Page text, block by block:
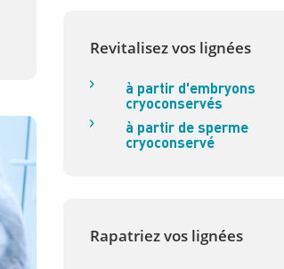
Revitalisez vos lignées
à partir d'embryons
cryoconservés
à partir de sperme
cryoconservé
Rapatriez vos lignées